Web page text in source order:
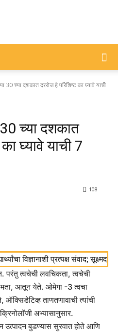
DIVYAJYOTI
SAMACHAR
30 च्या दशकात दररोज हे परिशिष्ट का घ्यावे याची
30 च्या दशकात
घ्यावे याची 7
108
विज्ञानाशी प्रत्यक्ष संवाद;
परंतु त्वचेची लवचिकता, त्वचेची
आतून येते. ओमेगा -3 त्वचा
ऑक्सिडेटिव्ह ताणतणावाची त्यांची
अभ्यासानुसार.
बुडण्यास सुरवात होते आणि